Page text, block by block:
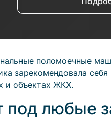
поломоечные
зарекомендовала
и объектах ЖКХ.
под любые